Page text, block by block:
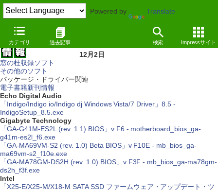
Powered by Translate
カテゴリ 過去記事 検索 Impressサイト
12月2日
窓の杜収録ソフト
その他のソフト
パッケージ・ドライバー関連
電子書籍新刊情報
Echo Digital Audio
「Indigo/Indigo io/Indigo dj Windows Vista/7 Driver」8.5 -
IndigoSetup_8.5.exe
Gigabyte Technology
「GA-G41M-ES2L (rev. 1.1) BIOS」v F6 - motherboard_bios_ga-
g41m-es2l_f6.exe
「GA-MA69VM-S2 (rev. 1.0) Beta BIOS」v F10E - mb_bios_ga-
ma69vm-s2_f10e.exe
「GA-MA78GM-DS2H (rev. 1.0) BIOS」v F3F - mb_bios_ga-ma78gm-
ds2h_f3f.exe
Intel
「X25-E/X25-M/X18-M SATA SSD ファームウェア・アップデート・ツ